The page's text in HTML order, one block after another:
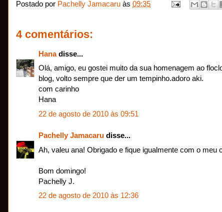
Postado por Pachelly Jamacaru às 09:35
4 comentários:
Hanadisse...
Olá, amigo, eu gostei muito da sua homenagem ao
blog, volto sempre que der um tempinho.adoro aki.
com carinho
Hana
22 de agosto de 2010 às 09:51
Pachelly Jamacaru disse...
Ah, valeu ana! Obrigado e fique igualmente com o meu
Bom domingo!
Pachelly J.
22 de agosto de 2010 às 12:36